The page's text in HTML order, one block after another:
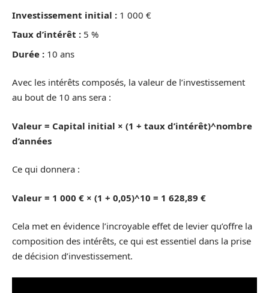
Investissement initial : 1 000 €
Taux d’intérêt : 5 %
Durée : 10 ans
Avec les intérêts composés, la valeur de l’investissement
au bout de 10 ans sera :
Valeur = Capital initial × (1 + taux d’intérêt)^nombre
d’années
Ce qui donnera :
Valeur = 1 000 € × (1 + 0,05)^10 = 1 628,89 €
Cela met en évidence l’incroyable effet de levier qu’offre la
composition des intérêts, ce qui est essentiel dans la prise
de décision d’investissement.